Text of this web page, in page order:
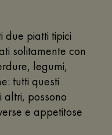
due piatti tipici
solitamente con
legumi,
tutti questi
altri, possono
e appetitose